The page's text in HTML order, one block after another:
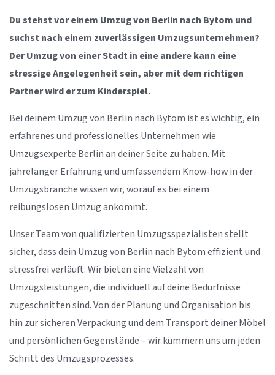
Du stehst vor einem Umzug von Berlin nach Bytom und
suchst nach einem zuverlässigen Umzugsunternehmen?
Der Umzug von einer Stadt in eine andere kann eine
stressige Angelegenheit sein, aber mit dem richtigen
Partner wird er zum Kinderspiel.
Bei deinem Umzug von Berlin nach Bytom ist es wichtig, ein
erfahrenes und professionelles Unternehmen wie
Umzugsexperte Berlin an deiner Seite zu haben. Mit
jahrelanger Erfahrung und umfassendem Know-how in der
Umzugsbranche wissen wir, worauf es bei einem
reibungslosen Umzug ankommt.
Unser Team von qualifizierten Umzugsspezialisten stellt
sicher, dass dein Umzug von Berlin nach Bytom effizient und
stressfrei verläuft. Wir bieten eine Vielzahl von
Umzugsleistungen, die individuell auf deine Bedürfnisse
zugeschnitten sind. Von der Planung und Organisation bis
hin zur sicheren Verpackung und dem Transport deiner Möbel
und persönlichen Gegenstände – wir kümmern uns um jeden
Schritt des Umzugsprozesses.